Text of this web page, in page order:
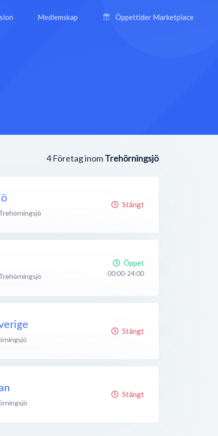
Medlemskap Öppettider Marketplace
4 Företag inomTrehörningsjö
Stängt
Öppet
00:00-24:00
Stängt
Stängt